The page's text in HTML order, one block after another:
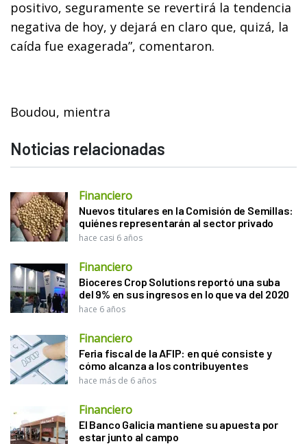
positivo, seguramente se revertirá la tendencia
negativa de hoy, y dejará en claro que, quizá, la
caída fue exagerada”, comentaron.
Boudou, mientra
Noticias relacionadas
Financiero
Nuevos titulares en la Comisión de Semillas:
quiénes representarán al sector privado
hace casi 6 años
Financiero
Bioceres Crop Solutions reportó una suba
del 9% en sus ingresos en lo que va del 2020
hace 6 años
Financiero
Feria fiscal de la AFIP: en qué consiste y
cómo alcanza a los contribuyentes
hace más de 6 años
Financiero
El Banco Galicia mantiene su apuesta por
estar junto al campo